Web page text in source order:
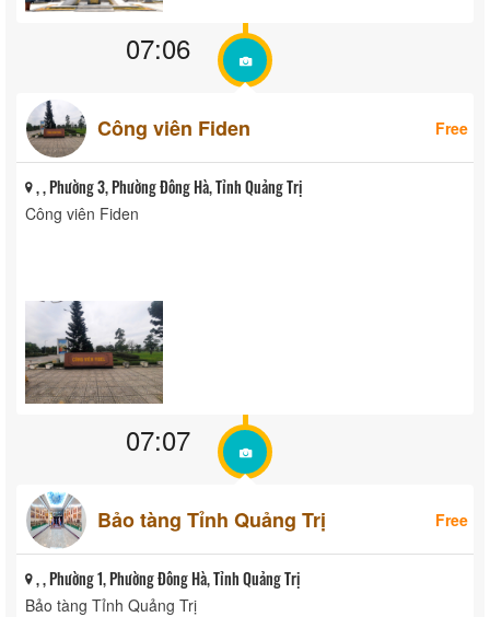
07:06
Công viên Fiden Free
, , Phường 3, Phường Đông Hà, Tỉnh Quảng Trị
Công viên Fiden
07:07
Bảo tàng Tỉnh Quảng Trị Free
, , Phường 1, Phường Đông Hà, Tỉnh Quảng Trị
Bảo tàng Tỉnh Quảng Trị